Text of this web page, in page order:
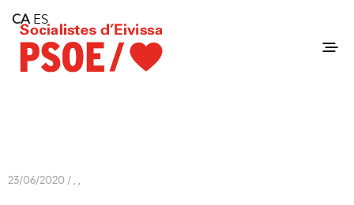
Consell Insular d'Eivissa
Services
Contact
23/06/2020 / , ,
CA ES